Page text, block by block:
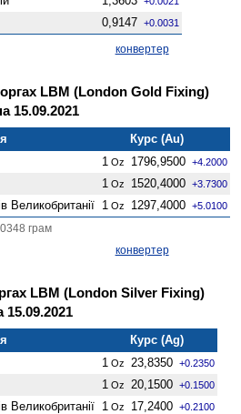
0,9147 +0.0031
конвертер
LBM (London Gold Fixing)
15.09.2021
Курс (Au)
1 Oz 1796,9500 +4.2000
1 Oz 1520,4000 +3.7300
Велико­британії 1 Oz 1297,4000 +5.0100
грам
конвертер
LBM (London Silver Fixing)
15.09.2021
Курс (Ag)
1 Oz 23,8350 +0.2350
1 Oz 20,1500 +0.1500
Велико­британії 1 Oz 17,2400 +0.2100